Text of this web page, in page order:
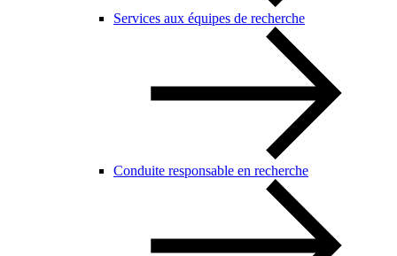
Services aux équipes de recherche
Conduite responsable en recherche